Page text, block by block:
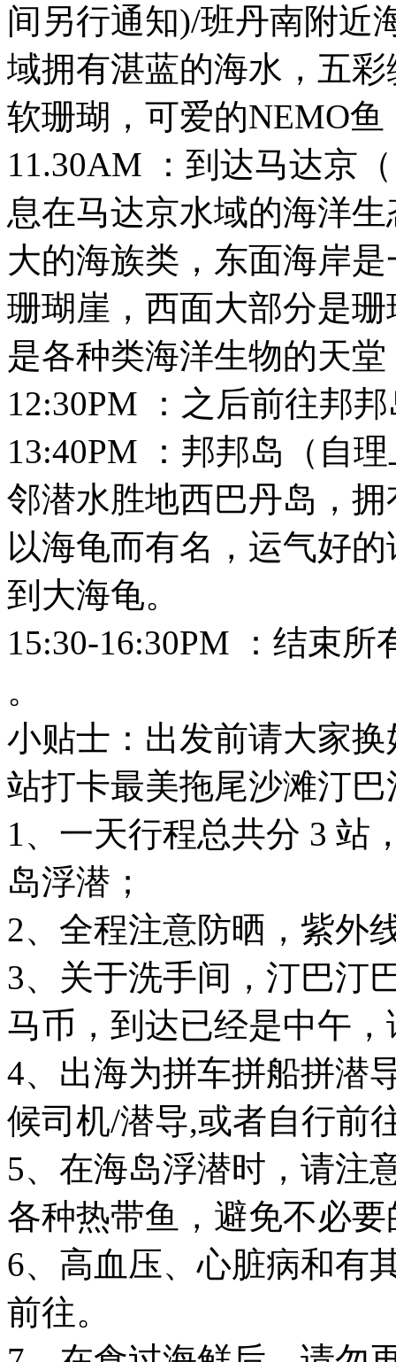
间另行通知)/班丹南附近
域拥有湛蓝的海水，五
软珊瑚，可爱的NEMO
11.30AM ：到达马达京
息在马达京水域的海洋
大的海族类，东面海岸
珊瑚崖，西面大部分是
是各种类海洋生物的天
12:30PM ：之后前往邦
13:40PM ：邦邦岛（自
邻潜水胜地西巴丹岛，
以海龟而有名，运气好
到大海龟。
15:30-16:30PM ：结束
。
小贴士：出发前请大家
站打卡最美拖尾沙滩汀巴
1、一天行程总共分 3 站
岛浮潜；
2、全程注意防晒，紫外
3、关于洗手间，汀巴汀
马币，到达已经是中午
4、出海为拼车拼船拼潜
候司机/潜导,或者自行前
5、在海岛浮潜时，请注
各种热带鱼，避免不必
6、高血压、心脏病和有
前往。